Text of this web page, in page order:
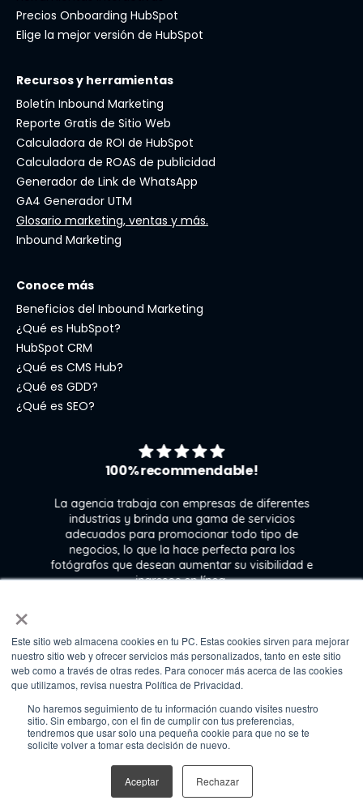
×
Este sitio web almacena cookies en tu PC. Estas cookies sirven para mejorar
nuestro sitio web y ofrecer servicios más personalizados, tanto en este sitio
web como a través de otras redes. Para conocer más acerca de las cookies
que utilizamos, revisa nuestra Política de Privacidad.
No haremos seguimiento de tu información cuando visites nuestro
sitio. Sin embargo, con el fin de cumplir con tus preferencias,
tendremos que usar solo una pequeña cookie para que no se te
solicite volver a tomar esta decisión de nuevo.
Aceptar Rechazar
Precios Onboarding HubSpot
Elige la mejor versión de HubSpot
Recursos y herramientas
Boletín Inbound Marketing
Reporte Gratis de Sitio Web
Calculadora de ROI de HubSpot
Calculadora de ROAS de publicidad
Generador de Link de WhatsApp
GA4 Generador UTM
Glosario marketing, ventas y más.
Inbound Marketing
Conoce más
Beneficios del Inbound Marketing
¿Qué es HubSpot?
HubSpot CRM
¿Qué es CMS Hub?
¿Qué es GDD?
¿Qué es SEO?
100% recommendable!
La agencia trabaja con empresas de diferentes
industrias y brinda una gama de servicios
adecuados para promocionar todo tipo de
negocios, lo que la hace perfecta para los
fotógrafos que desean aumentar su visibilidad e
ingresos en línea.
Kate Gross
Marketing & graphic design assistant at
Fixthephoto
©2026 Media Source by Cebra
Política de privacidad